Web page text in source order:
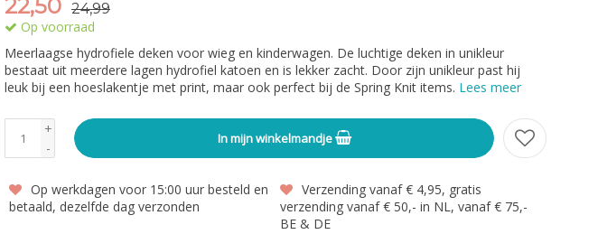
22,50 24,99
Op voorraad
Meerlaagse hydrofiele deken voor wieg en kinderwagen. De luchtige deken in unikleur
bestaat uit meerdere lagen hydrofiel katoen en is lekker zacht. Door zijn unikleur past hij
leuk bij een hoeslakentje met print, maar ook perfect bij de Spring Knit items. Lees meer
+
-
In mijn winkelmandje
Op werkdagen voor 15:00 uur besteld en
betaald, dezelfde dag verzonden
Verzending vanaf € 4,95, gratis
verzending vanaf € 50,- in NL, vanaf € 75,-
BE & DE